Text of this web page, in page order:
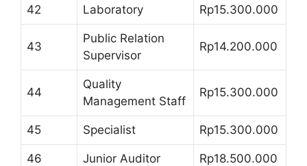
42 Laboratory Rp15.300.000
43
Public Relation
Supervisor
Rp14.200.000
44
Quality
Management Staff
Rp15.300.000
45 Specialist Rp15.300.000
46 Junior Auditor Rp18.500.000